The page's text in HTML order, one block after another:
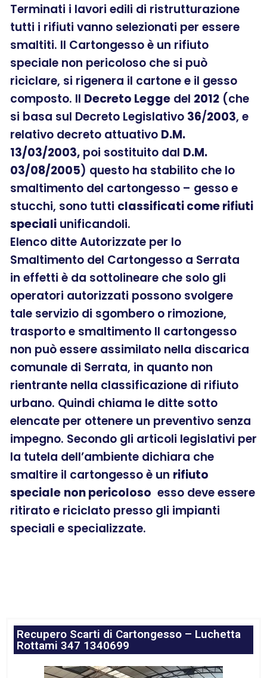
Terminati i lavori edili di ristrutturazione
tutti i rifiuti vanno selezionati per essere
smaltiti. Il Cartongesso è un rifiuto
speciale non pericoloso che si può
riciclare, si rigenera il cartone e il gesso
composto. Il Decreto Legge del 2012 (che
si basa sul Decreto Legislativo 36/2003, e
relativo decreto attuativo D.M.
13/03/2003, poi sostituito dal D.M.
03/08/2005) questo ha stabilito che lo
smaltimento del cartongesso – gesso e
stucchi, sono tutti classificati come rifiuti
speciali unificandoli.
Elenco ditte Autorizzate per lo
Smaltimento del Cartongesso a Serrata
in effetti è da sottolineare che solo gli
operatori autorizzati possono svolgere
tale servizio di sgombero o rimozione,
trasporto e smaltimento Il cartongesso
non può essere assimilato nella discarica
comunale di Serrata, in quanto non
rientrante nella classificazione di rifiuto
urbano. Quindi chiama le ditte sotto
elencate per ottenere un preventivo senza
impegno. Secondo gli articoli legislativi per
la tutela dell’ambiente dichiara che
smaltire il cartongesso è un rifiuto
speciale non pericoloso esso deve essere
ritirato e riciclato presso gli impianti
speciali e specializzate.
Recupero Scarti di Cartongesso – Luchetta
Rottami 347 1340699